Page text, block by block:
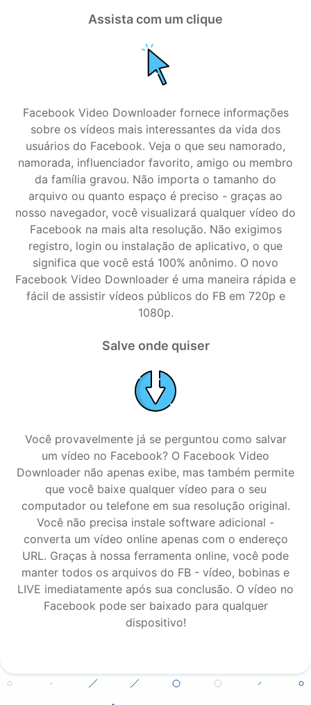
Assista com um clique
Facebook Video Downloader fornece informações
sobre os vídeos mais interessantes da vida dos
usuários do Facebook. Veja o que seu namorado,
namorada, influenciador favorito, amigo ou membro
da família gravou. Não importa o tamanho do
arquivo ou quanto espaço é preciso - graças ao
nosso navegador, você visualizará qualquer vídeo do
Facebook na mais alta resolução. Não exigimos
registro, login ou instalação de aplicativo, o que
significa que você está 100% anônimo. O novo
Facebook Video Downloader é uma maneira rápida e
fácil de assistir vídeos públicos do FB em 720p e
1080p.
Salve onde quiser
Você provavelmente já se perguntou como salvar
um vídeo no Facebook? O Facebook Video
Downloader não apenas exibe, mas também permite
que você baixe qualquer vídeo para o seu
computador ou telefone em sua resolução original.
Você não precisa instale software adicional -
converta um vídeo online apenas com o endereço
URL. Graças à nossa ferramenta online, você pode
manter todos os arquivos do FB - vídeo, bobinas e
LIVE imediatamente após sua conclusão. O vídeo no
Facebook pode ser baixado para qualquer
dispositivo!